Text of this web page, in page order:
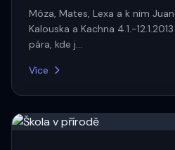
Móza, Mates, Lexa a k nim
Kalouska a Kachna 4.1.-
pára, kde j…
Více